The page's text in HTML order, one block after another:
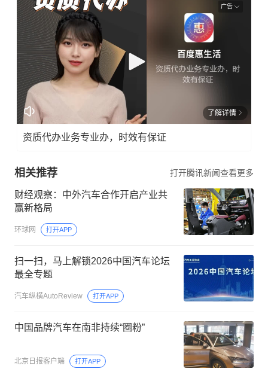
广告
了解详情
资质代办业务专业办，时效有保证
相关推荐 打开腾讯新闻查看更多
财经观察：中外汽车合作开启产业共
赢新格局
环球网 打开APP
扫一扫，马上解锁2026中国汽车论坛
最全专题
汽车纵横AutoReview 打开APP
中国品牌汽车在南非持续“圈粉”
北京日报客户端 打开APP